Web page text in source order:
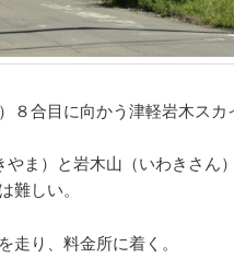
８合目に向かう津軽岩木スカ
ま）と岩木山（いわきさん
難しい。
走り、料金所に着く。